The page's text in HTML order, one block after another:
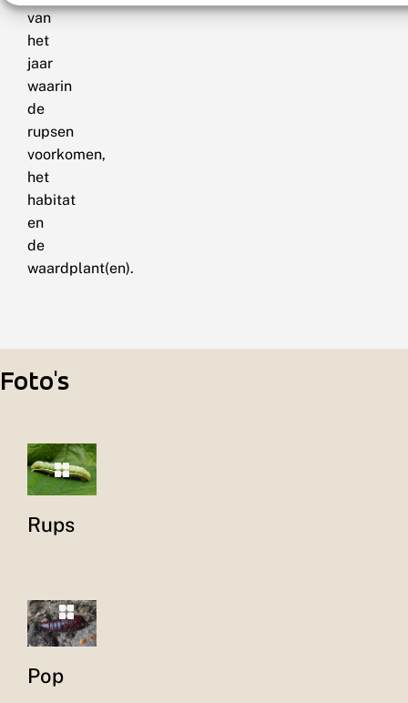
van
het
jaar
waarin
de
rupsen
voorkomen,
het
habitat
en
de
waardplant(en).
Foto's
Rups
Pop